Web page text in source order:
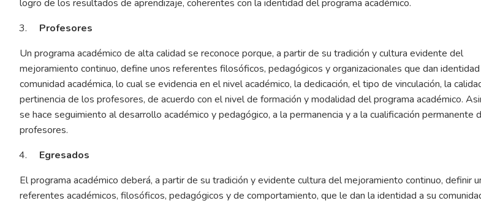
logro de los resultados de aprendizaje, coherentes con la identidad del programa académico.
Profesores
Un programa académico de alta calidad se reconoce porque, a partir de su tradición y cultura evidente del
mejoramiento continuo, define unos referentes filosóficos, pedagógicos y organizacionales que dan identidad
comunidad académica, lo cual se evidencia en el nivel académico, la dedicación, el tipo de vinculación, la
pertinencia de los profesores, de acuerdo con el nivel de formación y modalidad del programa académico.
se hace seguimiento al desarrollo académico y pedagógico, a la permanencia y a la cualificación permanente
profesores.
Egresados
El programa académico deberá, a partir de su tradición y evidente cultura del mejoramiento continuo, definir
referentes académicos, filosóficos, pedagógicos y de comportamiento, que le dan la identidad a su